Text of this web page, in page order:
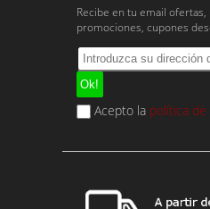
Recibe en tu email
promociones, cupones
Acepto la política de